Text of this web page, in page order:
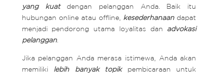
yang kuatdengan pelanggan Anda. Baik itu
hubungan online atau offline, kesederhanaan dapat
menjadi pendorong utama loyalitas dan advokasi
pelanggan.
Jika pelanggan Anda merasa istimewa, Anda akan
memiliki lebih banyak topikpembicaraan untuk